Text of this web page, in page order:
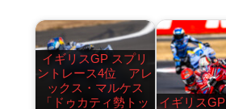
イギリスGP スプリ
ントレース4位 アレ
ックス・マルケス
「ドゥカティ勢トッ
イギリス